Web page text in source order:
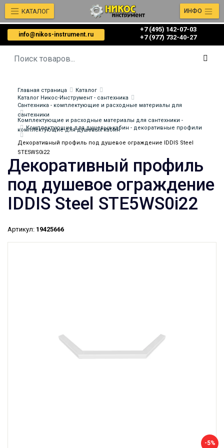
info@nikos-instrument.ru
+7 (495) 142-07-03
‎‎+7 (977) 732-40-27
КАТАЛОГ ИНФО
Главная страница
Каталог
Каталог Никос-Инструмент - сантехника
Сантехника - комплектующие и расходные материалы для
сантехники
Комплектующие и расходные материалы для сантехники -
комплектующие для душевых кабин
Комплектующие для душевых кабин - декоративные профили
Декоративный профиль под душевое ограждение IDDIS Steel
STE5WS0i22
Декоративный профиль
под душевое ограждение
IDDIS Steel STE5WS0i22
Артикул: 19425666
-5%